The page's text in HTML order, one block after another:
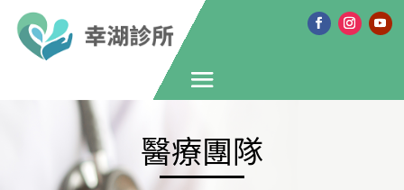
醫療團隊